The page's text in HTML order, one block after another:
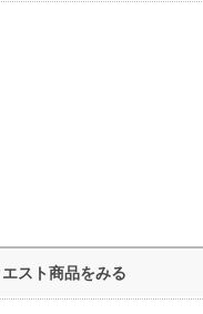
スト商品をみる